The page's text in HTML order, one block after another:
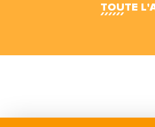
TOUTE